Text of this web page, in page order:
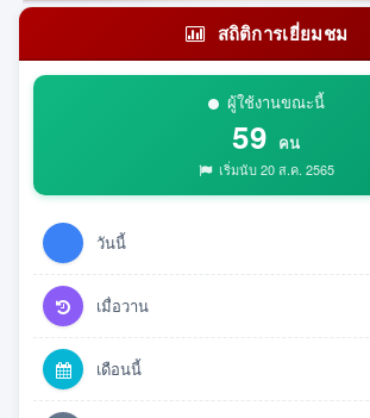
สถิติการเยี่ยมชม
ผู้ใช้งานขณะนี้
59 คน
เริ่มนับ 20 ส.ค. 2565
วันนี้
เมื่อวาน
เดือนนี้